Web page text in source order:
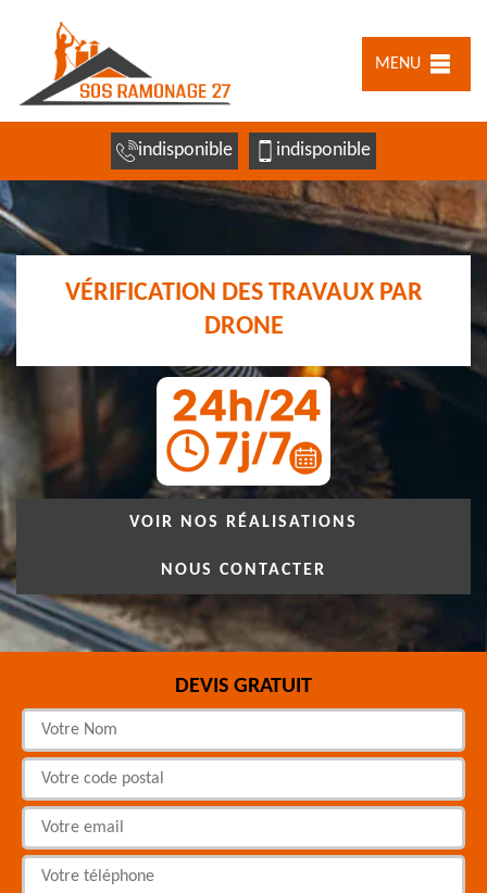
MENU
indisponible indisponible
VÉRIFICATION DES TRAVAUX PAR
DRONE
VOIR NOS RÉALISATIONS
NOUS CONTACTER
DEVIS GRATUIT